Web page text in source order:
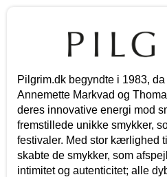
Pilgrim.dk begyndte i 1983,
Annemette Markvad og
deres innovative energi mod
fremstillede unikke smykker,
festivaler. Med stor kærlighed
skabte de smykker, som
intimitet og autenticitet; alle